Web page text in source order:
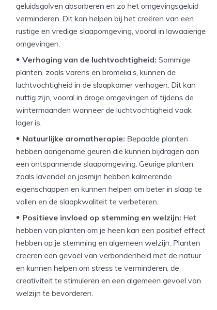
geluidsgolven absorberen en zo het omgevingsgeluid
verminderen. Dit kan helpen bij het creëren van een
rustige en vredige slaapomgeving, vooral in lawaaierige
omgevingen.
Verhoging van de luchtvochtigheid: Sommige
planten, zoals varens en bromelia’s, kunnen de
luchtvochtigheid in de slaapkamer verhogen. Dit kan
nuttig zijn, vooral in droge omgevingen of tijdens de
wintermaanden wanneer de luchtvochtigheid vaak
lager is.
Natuurlijke aromatherapie: Bepaalde planten
hebben aangename geuren die kunnen bijdragen aan
een ontspannende slaapomgeving. Geurige planten
zoals lavendel en jasmijn hebben kalmerende
eigenschappen en kunnen helpen om beter in slaap te
vallen en de slaapkwaliteit te verbeteren.
Positieve invloed op stemming en welzijn: Het
hebben van planten om je heen kan een positief effect
hebben op je stemming en algemeen welzijn. Planten
creëren een gevoel van verbondenheid met de natuur
en kunnen helpen om stress te verminderen, de
creativiteit te stimuleren en een algemeen gevoel van
welzijn te bevorderen.